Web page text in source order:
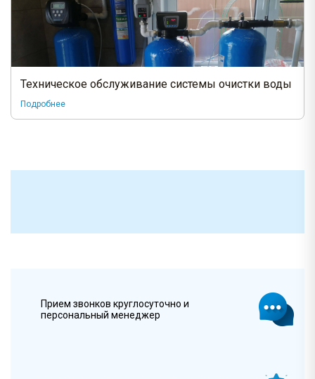
Техническое обслуживание системы очистки воды
Подробнее
Прием звонков круглосуточно и
персональный менеджер